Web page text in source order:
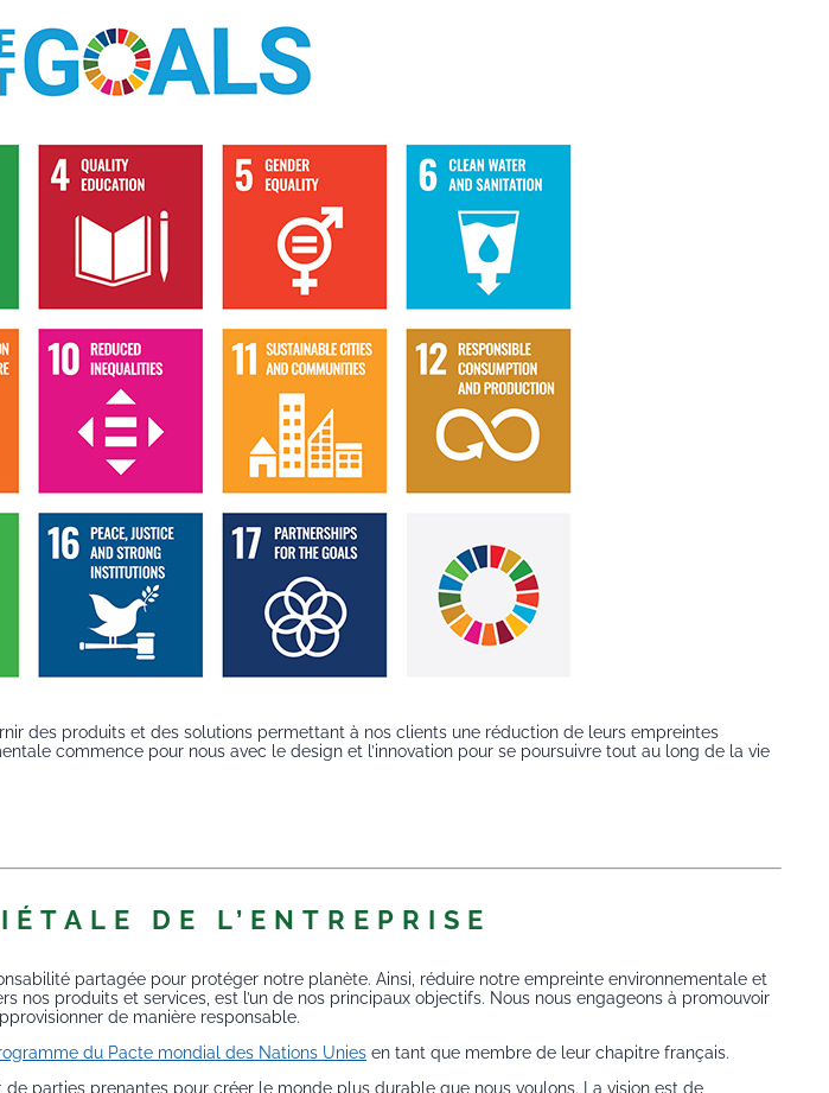
des produits et des solutions permettant à nos clients une réduction de leurs empreintes
commence pour nous avec le design et l’innovation pour se poursuivre tout au long de la vie
DE L’ENTREPRISE
partagée pour protéger notre planète. Ainsi, réduire notre empreinte environnementale et
nos produits et services, est l’un de nos principaux objectifs. Nous nous engageons à promouvoir
de manière responsable.
du Pacte mondial des Nations Unies en tant que membre de leur chapitre français.
parties prenantes pour créer le monde plus durable que nous voulons. La vision est de